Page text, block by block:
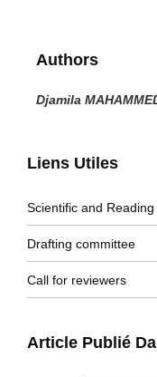
Liens Utiles
Scientific and
Drafting committee
Call for reviewers
Article Publié
Authors
Djamila